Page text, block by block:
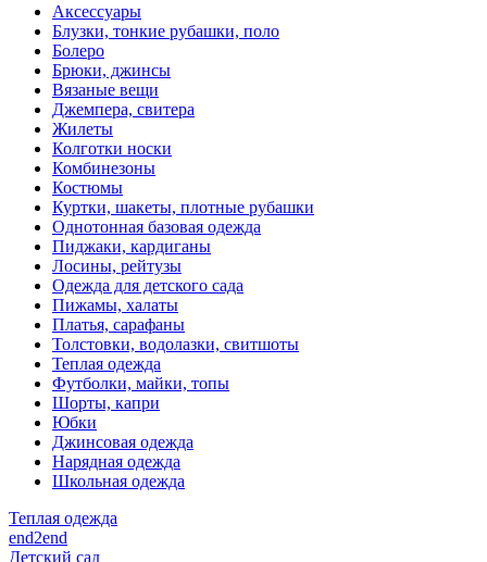
Аксессуары
Блузки, тонкие рубашки, поло
Болеро
Брюки, джинсы
Вязаные вещи
Джемпера, свитера
Жилеты
Колготки носки
Комбинезоны
Костюмы
Куртки, шакеты, плотные рубашки
Однотонная базовая одежда
Пиджаки, кардиганы
Лосины, рейтузы
Одежда для детского сада
Пижамы, халаты
Платья, сарафаны
Толстовки, водолазки, свитшоты
Теплая одежда
Футболки, майки, топы
Шорты, капри
Юбки
Джинсовая одежда
Нарядная одежда
Школьная одежда
Теплая одежда
end2end
Детский сад